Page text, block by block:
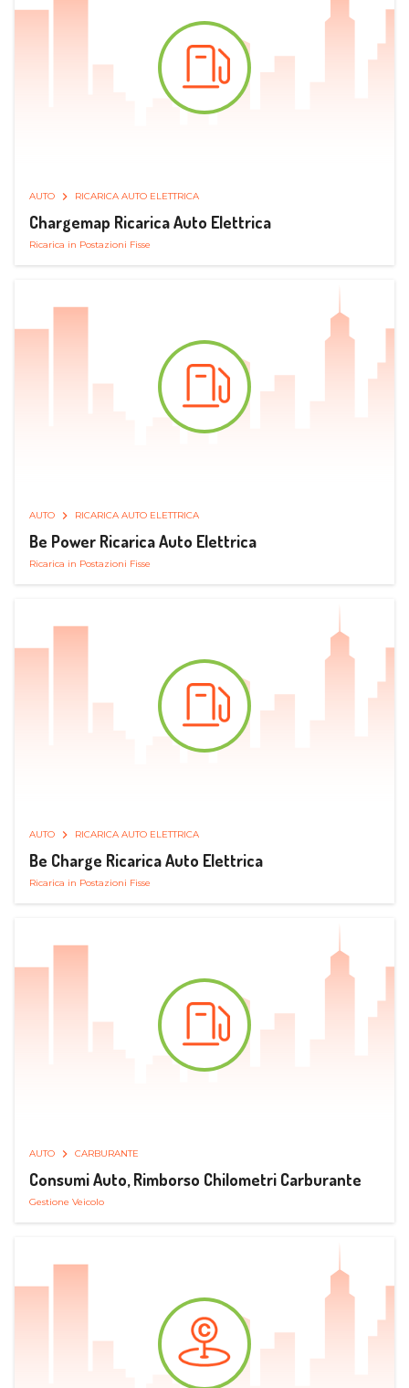
AUTO RICARICA AUTO ELETTRICA
Chargemap Ricarica Auto Elettrica
Ricarica in Postazioni Fisse
AUTO RICARICA AUTO ELETTRICA
Be Power Ricarica Auto Elettrica
Ricarica in Postazioni Fisse
AUTO RICARICA AUTO ELETTRICA
Be Charge Ricarica Auto Elettrica
Ricarica in Postazioni Fisse
AUTO CARBURANTE
Consumi Auto, Rimborso Chilometri Carburante
Gestione Veicolo